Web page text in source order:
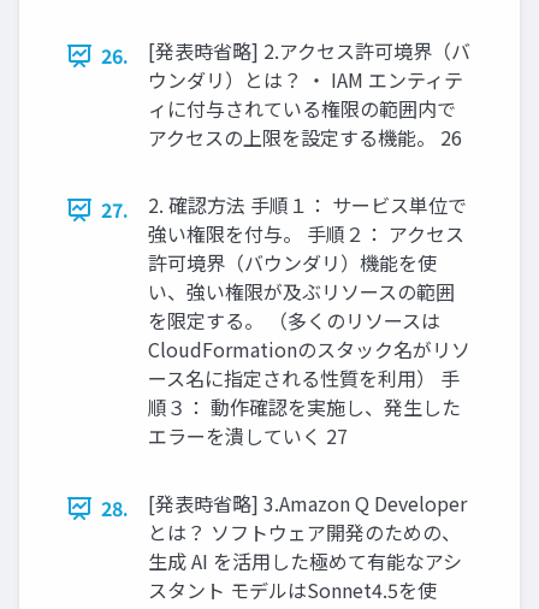
26.
[発表時省略] 2.アクセス許可境界（バ
ウンダリ）とは？ ・ IAM エンティテ
ィに付与されている権限の範囲内で
アクセスの上限を設定する機能。 26
27.
2. 確認方法 手順１： サービス単位で
強い権限を付与。 手順２： アクセス
許可境界（バウンダリ）機能を使
い、強い権限が及ぶリソースの範囲
を限定する。 （多くのリソースは
CloudFormationのスタック名がリソ
ース名に指定される性質を利用） 手
順３： 動作確認を実施し、発生した
エラーを潰していく 27
28.
[発表時省略] 3.Amazon Q Developer
とは？ ソフトウェア開発のための、
生成 AI を活用した極めて有能なアシ
スタント モデルはSonnet4.5を使